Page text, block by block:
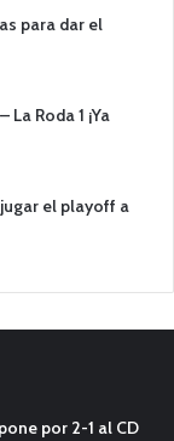
para dar el
Roda 1 ¡Ya
el playoff a
por 2-1 al CD